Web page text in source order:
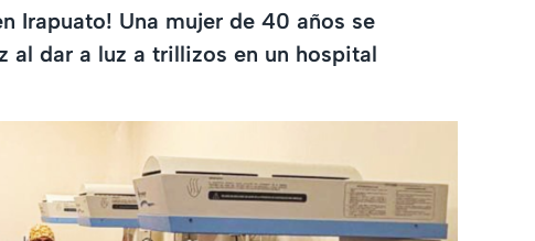
Irapuato! Una mujer de 40 años se
al dar a luz a trillizos en un hospital